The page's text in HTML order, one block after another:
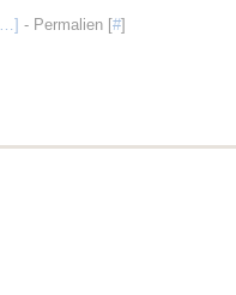
…] - Permalien [#]